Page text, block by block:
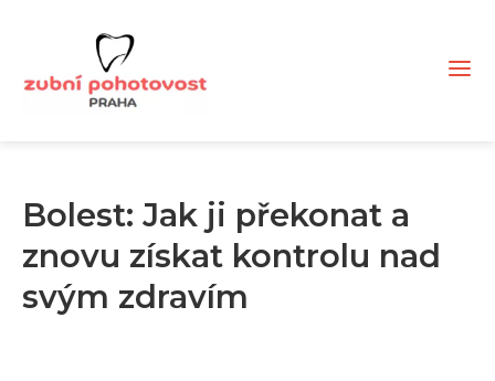
Bolest: Jak ji překonat a
znovu získat kontrolu nad
svým zdravím